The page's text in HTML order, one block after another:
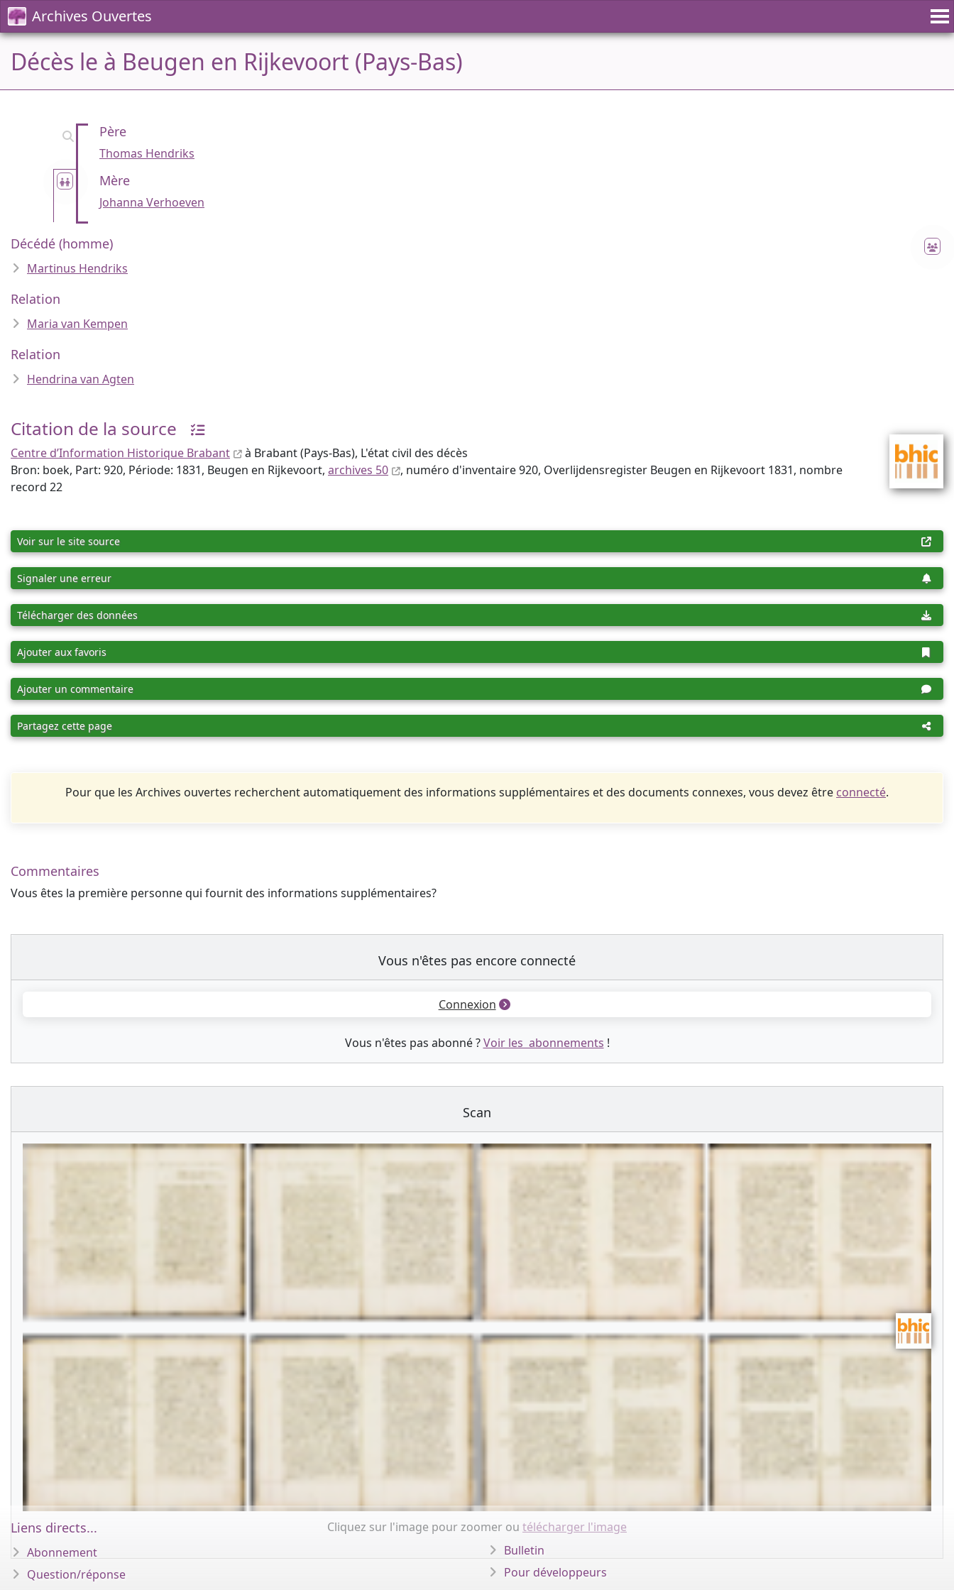
Archives Ouvertes
Décès le à Beugen en Rijkevoort (Pays-Bas)
Père
Thomas Hendriks
Mère
Johanna Verhoeven
Décédé (homme)
Martinus Hendriks
Relation
Maria van Kempen
Relation
Hendrina van Agten
Citation de la source
Centre d’Information Historique Brabant
à Brabant (Pays-Bas), L'état civil des décès
Bron: boek, Part: 920, Période: 1831, Beugen en Rijkevoort, archives 50
, numéro d'inventaire 920, Overlijdensregister Beugen en Rijkevoort 1831, nombre
record 22
Voir sur le site source
Signaler une erreur
Télécharger des données
Ajouter aux favoris
Ajouter un commentaire
Partagez cette page
Pour que les Archives ouvertes recherchent automatiquement des informations supplémentaires et des documents connexes, vous devez être connecté.
Commentaires
Vous êtes la première personne qui fournit des informations supplémentaires?
Vous n'êtes pas encore connecté
Connexion
Vous n'êtes pas abonné ?Voir les abonnements !
Scan
Cliquez sur l'image pour zoomer ou télécharger l'image
Liens directs...
Abonnement
Question/réponse
Bulletin
Pour développeurs